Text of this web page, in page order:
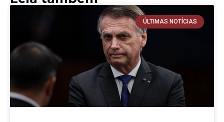
ÚLTIMAS NOTÍCIAS